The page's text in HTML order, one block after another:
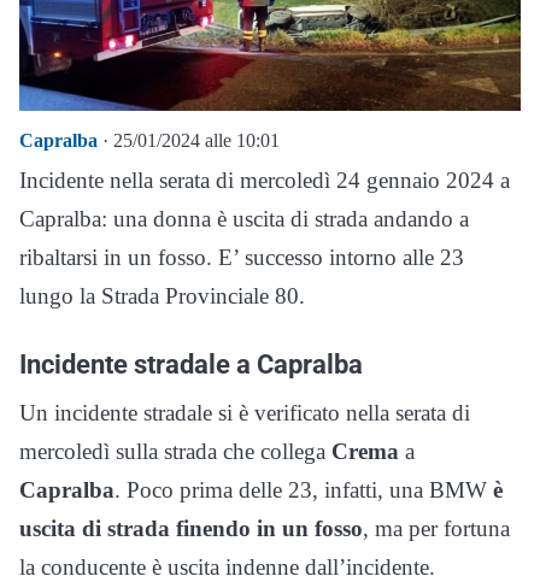
Capralba · 25/01/2024 alle 10:01
Incidente nella serata di mercoledì 24 gennaio 2024 a
Capralba: una donna è uscita di strada andando a
ribaltarsi in un fosso. E’ successo intorno alle 23
lungo la Strada Provinciale 80.
Incidente stradale a Capralba
Un incidente stradale si è verificato nella serata di
mercoledì sulla strada che collega Crema a
Capralba. Poco prima delle 23, infatti, una BMW è
uscita di strada finendo in un fosso, ma per fortuna
la conducente è uscita indenne dall’incidente.